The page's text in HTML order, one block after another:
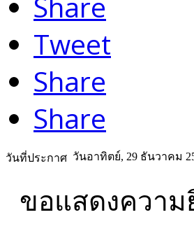
Tweet
Share
Share
วันที่ประกาศ วันอาทิตย์, 29 ธันวาคม
ขอแสดงความ